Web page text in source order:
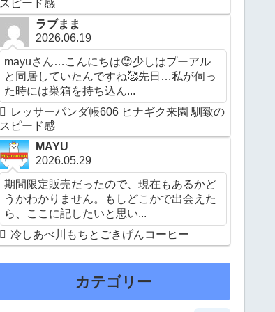
スピード感
ラブまま
2026.06.19
mayuさん…こんにちは😊少しはプーアル
と同居していたんですね🥰先日…私が伺っ
た時には巣箱を持ち込ん...
レッサーパンダ帳606 ヒナギク来園 馴致の
スピード感
MAYU
2026.05.29
期間限定販売だったので、現在もあるかど
うかわかりません。もしどこかで出会えた
ら、ここに記したいと思い...
冷しあべ川もちとごきげんコーヒー
カテゴリー